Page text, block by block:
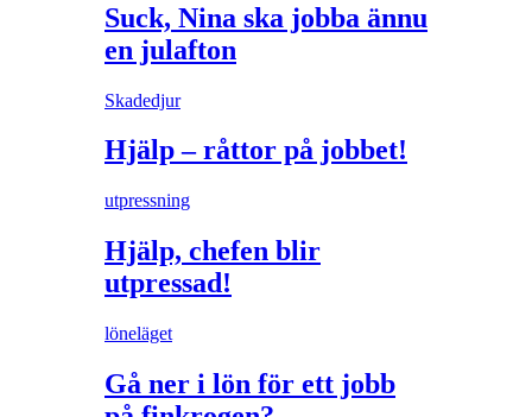
Suck, Nina ska jobba ännu
en julafton
Skadedjur
Hjälp – råttor på jobbet!
utpressning
Hjälp, chefen blir
utpressad!
löneläget
Gå ner i lön för ett jobb